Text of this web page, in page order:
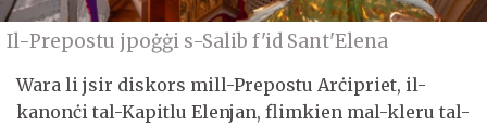
Il-Prepostu jpoġġi s-Salib f'id Sant'Elena
Wara li jsir diskors mill-Prepostu Arċipriet, il-
kanonċi tal-Kapitlu Elenjan, flimkien mal-kleru tal-